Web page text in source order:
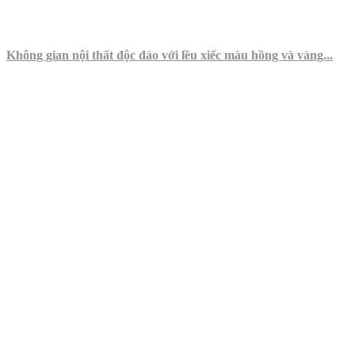
Không gian nội thất độc đáo với lều xiếc màu hồng và vàng...